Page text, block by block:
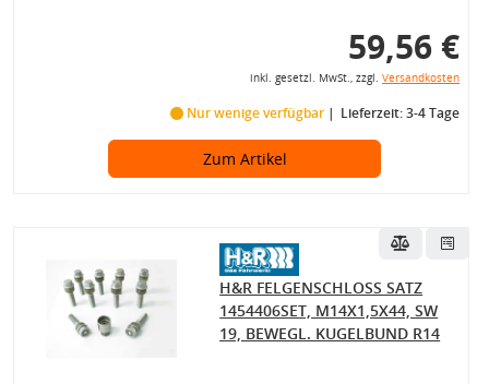
59,56 €
inkl. gesetzl. MwSt., zzgl. Versandkosten
Nur wenige verfügbar Lieferzeit: 3-4 Tage
Zum Artikel
H&R FELGENSCHLOSS SATZ
1454406SET, M14X1,5X44, SW
19, BEWEGL. KUGELBUND R14